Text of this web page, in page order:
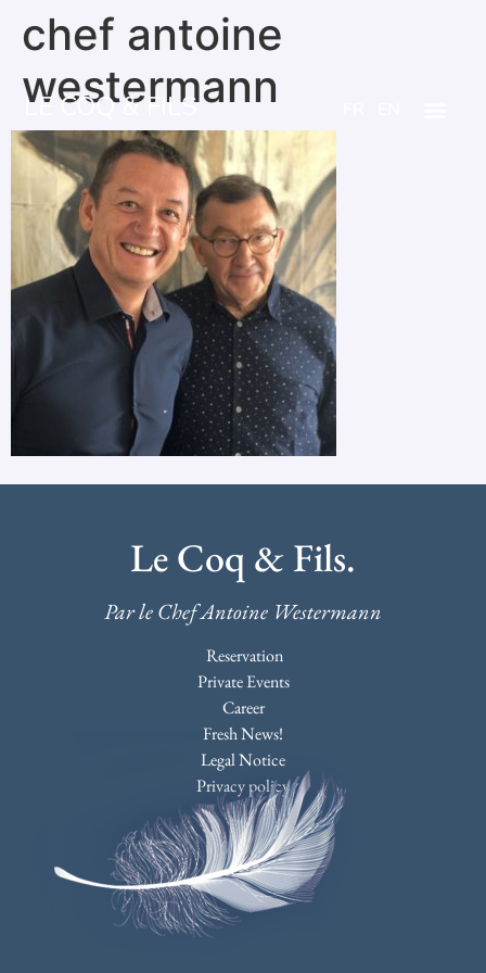
LE COQ & FILS
chef antoine
westermann
Le Coq & Fils.
Par le Chef Antoine Westermann
Reservation
Private Events
Career
Fresh News!
Legal Notice
Privacy policy